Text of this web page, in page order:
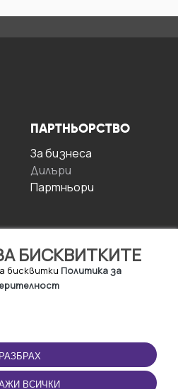
БИСКВИТКИТЕ
бисквитки Политика за
РАЗБРАХ
ВСИЧКИ
ПАРТНЬОРСТВО
За бизнесa
Дилъри
Партньори
ПРИЛОЖЕНИЕТО